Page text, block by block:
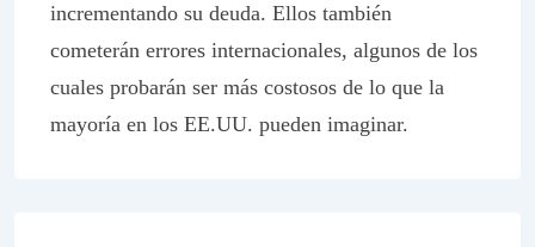
incrementando su deuda. Ellos también
cometerán errores internacionales, algunos de los
cuales probarán ser más costosos de lo que la
mayoría en los EE.UU. pueden imaginar.